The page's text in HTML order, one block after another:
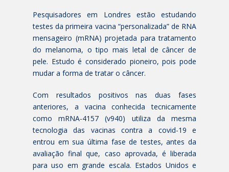
Pesquisadores em Londres estão estudando
testes da primeira vacina “personalizada” de RNA
mensageiro (mRNA) projetada para tratamento
do melanoma, o tipo mais letal de câncer de
pele. Estudo é considerado pioneiro, pois pode
mudar a forma de tratar o câncer.
Com resultados positivos nas duas fases
anteriores, a vacina conhecida tecnicamente
como mRNA-4157 (v940) utiliza da mesma
tecnologia das vacinas contra a covid-19 e
entrou em sua última fase de testes, antes da
avaliação final que, caso aprovada, é liberada
para uso em grande escala. Estados Unidos e